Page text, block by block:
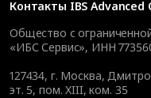
Контакты IBS
Общество с
«ИБС Сервис», ИНН
127434, г. Москва,
эт. 5, пом. XIII, ком. 35